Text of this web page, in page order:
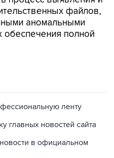
файлов,
аномальными
обеспечения полной
ленту
главных новостей сайта
в официальном